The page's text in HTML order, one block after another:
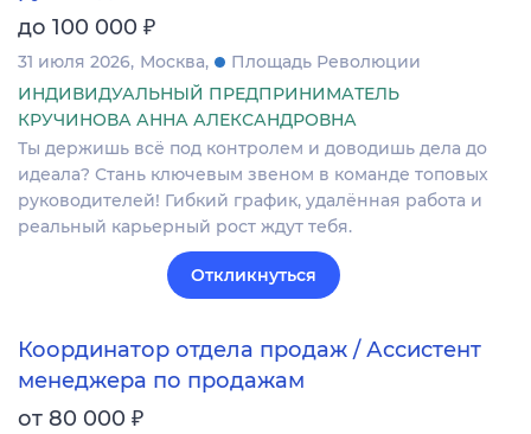
до 100 000 ₽
31 июля 2026 Москва
Площадь Революции
ИНДИВИДУАЛЬНЫЙ ПРЕДПРИНИМАТЕЛЬ
КРУЧИНОВА АННА АЛЕКСАНДРОВНА
Ты держишь всё под контролем и доводишь дела до
идеала? Стань ключевым звеном в команде топовых
руководителей! Гибкий график, удалённая работа и
реальный карьерный рост ждут тебя.
Откликнуться
Координатор отдела продаж / Ассистент
менеджера по продажам
от 80 000 ₽